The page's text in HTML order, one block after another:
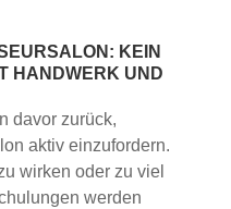
KEIN
HANDWERK UND
davor zurück,
aktiv einzufordern.
wirken oder zu viel
werden